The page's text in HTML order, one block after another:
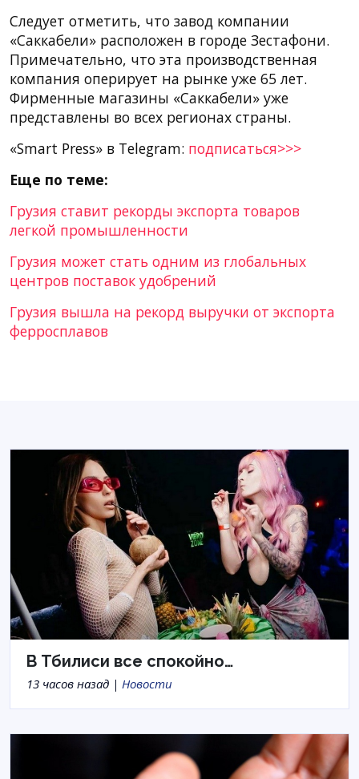
Следует отметить, что завод компании
«Саккабели» расположен в городе Зестафони.
Примечательно, что эта производственная
компания оперирует на рынке уже 65 лет.
Фирменные магазины «Саккабели» уже
представлены во всех регионах страны.
«Smart Press» в Telegram: подписаться>>>
Еще по теме:
Грузия ставит рекорды экспорта товаров
легкой промышленности
Грузия может стать одним из глобальных
центров поставок удобрений
Грузия вышла на рекорд выручки от экспорта
ферросплавов
В Тбилиси все спокойно…
13 часов назад | Новости